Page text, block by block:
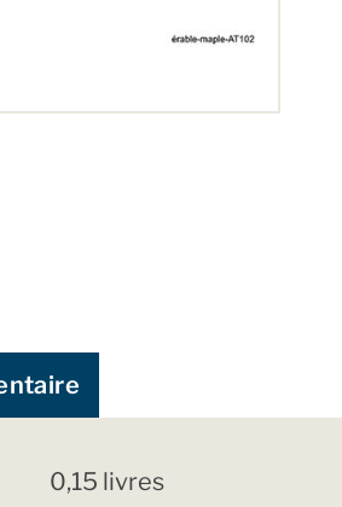
0,15 livres